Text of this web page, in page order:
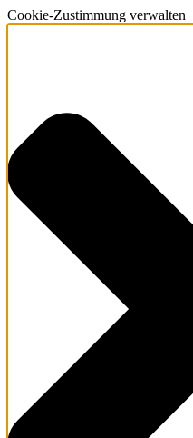
Cookie-Zustimmung verwalten